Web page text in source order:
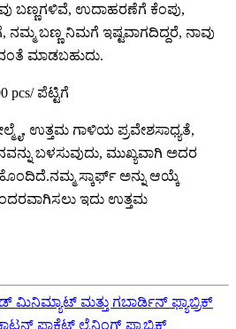
ಬಣ್ಣಗಳಿವೆ, ಉದಾಹರಣೆಗೆ ಕೆಂಪು,
ನಮ್ಮ ಬಣ್ಣ ನಿಮಗೆ ಇಷ್ಟವಾಗದಿದ್ದರೆ, ನಾವು
ಮಾಡಬಹುದು.
pcs/ ಪೆಟ್ಟಿಗೆ
ಉತ್ತಮ ಗಾಳಿಯ ಪ್ರವೇಶಸಾಧ್ಯತೆ,
ಬಳಸುವುದು, ಮುಖ್ಯವಾಗಿ ಅದರ
ಸ್ಕಾರ್ಫ್ ಅನ್ನು ಆಯ್ಕೆ
ಇದು ಉತ್ತಮ
ಮಿನಿಮ್ಯಾಟ್ ಮತ್ತು ಗಬಾರ್ಡಿನ್ ಫ್ಯಾಬ್ರಿಕ್
ಪಾಕೆಟ್ ಲೈನಿಂಗ್ ಫ್ಯಾಬ್ರಿಕ್